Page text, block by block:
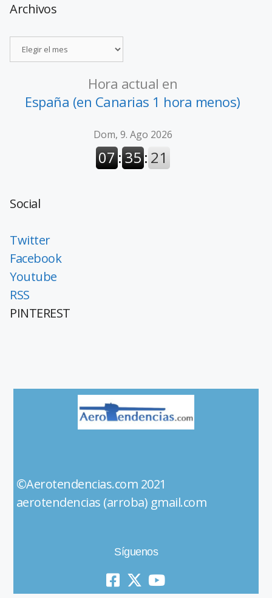
Archivos
Hora actual en
España (en Canarias 1 hora menos)
Social
Twitter
Facebook
Youtube
RSS
PINTEREST
©Aerotendencias.com 2021
aerotendencias (arroba) gmail.com
Síguenos